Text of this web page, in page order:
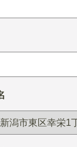
潟市東区幸栄1